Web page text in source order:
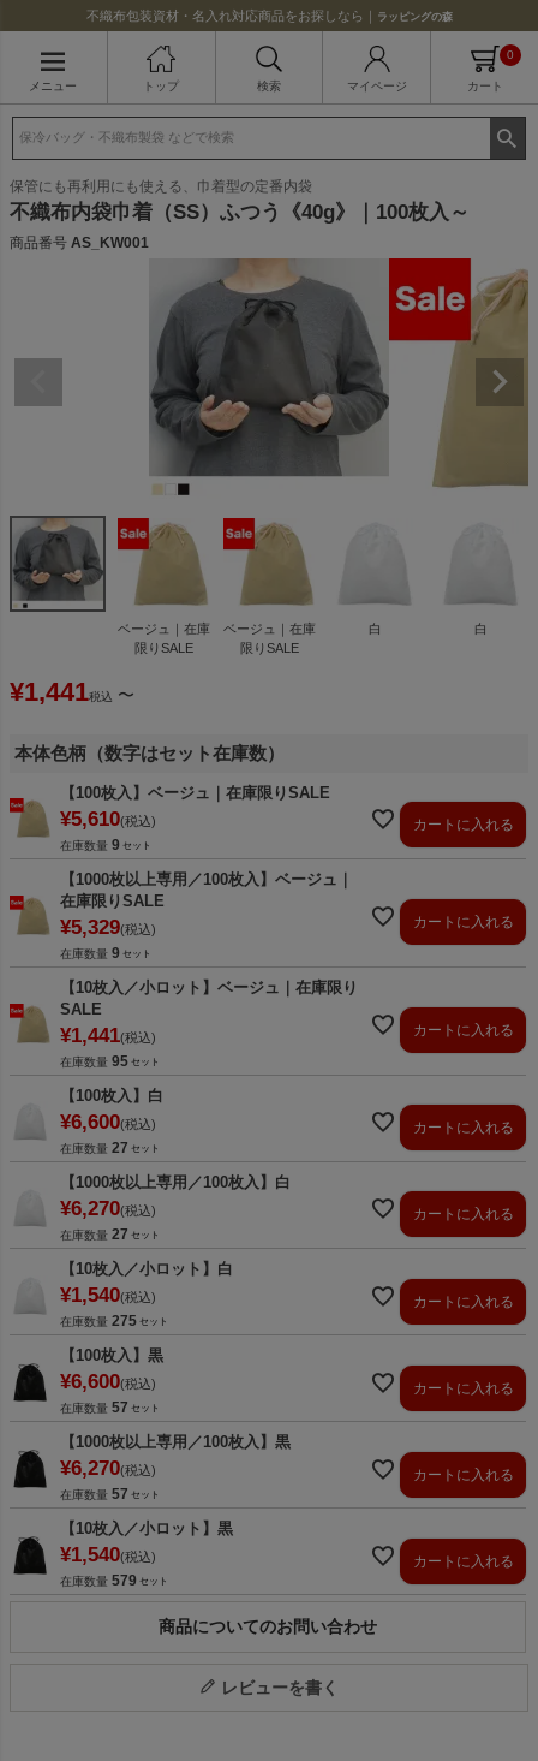
不織布包装資材・名入れ対応商品をお探しなら｜ ラッピングの森
メニュー トップ 検索 マイページ カート
0
保管にも再利用にも使える、巾着型の定番内袋
不織布内袋巾着（SS）ふつう《40g》｜100枚入～
商品番号 AS_KW001
ベージュ｜在庫
限りSALE
ベージュ｜在庫
限りSALE
白 白
¥1,441税込 〜
本体色柄（数字はセット在庫数）
【100枚入】ベージュ｜在庫限りSALE
¥5,610 税込
在庫数量 9
カートに入れる
【1000枚以上専用／100枚入】ベージュ｜
在庫限りSALE
¥5,329 税込
在庫数量 9
カートに入れる
【10枚入／小ロット】ベージュ｜在庫限り
SALE
¥1,441 税込
在庫数量 95
カートに入れる
【100枚入】白
¥6,600 税込
在庫数量 27
カートに入れる
【1000枚以上専用／100枚入】白
¥6,270 税込
在庫数量 27
カートに入れる
【10枚入／小ロット】白
¥1,540 税込
在庫数量 275
カートに入れる
【100枚入】黒
¥6,600 税込
在庫数量 57
カートに入れる
【1000枚以上専用／100枚入】黒
¥6,270 税込
在庫数量 57
カートに入れる
【10枚入／小ロット】黒
¥1,540 税込
在庫数量 579
カートに入れる
商品についてのお問い合わせ
レビューを書く